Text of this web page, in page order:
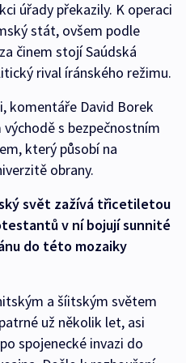
úřady překazily. K operaci
stát, ovšem podle
činem stojí Saúdská
rival íránského režimu.
komentáře David Borek
s bezpečnostním
který působí na
obrany.
svět zažívá třicetiletou
v ní bojují sunnité
do této mozaiky
a šíitským světem
už několik let, asi
spojenecké invazi do